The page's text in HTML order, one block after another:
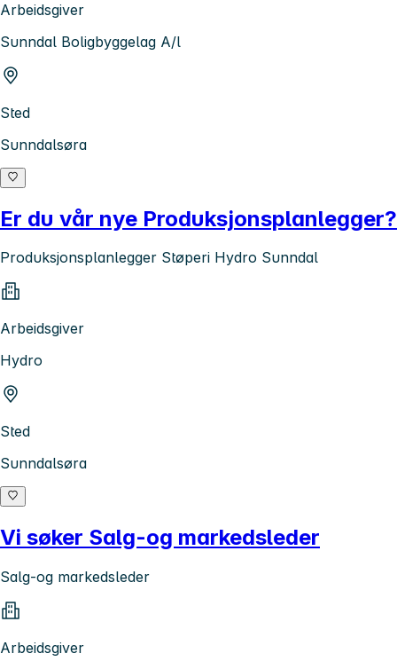
Arbeidsgiver
Sunndal Boligbyggelag A/l
Sted
Sunndalsøra
Er du vår nye Produksjonsplanlegger?
Produksjonsplanlegger Støperi Hydro Sunndal
Arbeidsgiver
Hydro
Sted
Sunndalsøra
Vi søker Salg-og markedsleder
Salg-og markedsleder
Arbeidsgiver